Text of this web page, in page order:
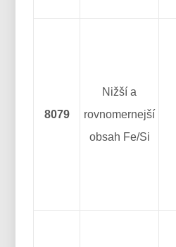
8079
Nižší a
rovnomernejší
obsah Fe/Si